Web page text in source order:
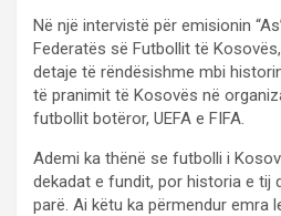
Në një intervistë për emisionin
Federatës së Futbollit të
detaje të rëndësishme mbi
të pranimit të Kosovës në
futbollit botëror, UEFA e FIFA.
Ademi ka thënë se futbolli i
dekadat e fundit, por historia e tij
parë. Ai këtu ka përmendur emra